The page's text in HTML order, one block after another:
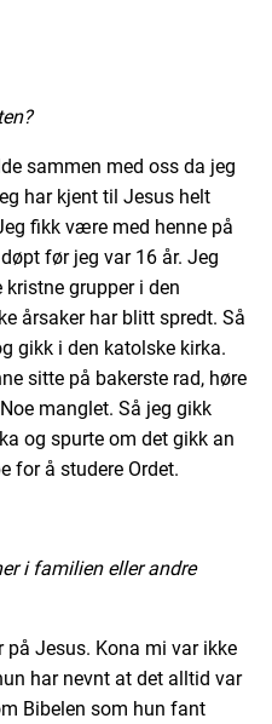
sammen med oss da jeg
har kjent til Jesus helt
fikk være med henne på
før jeg var 16 år. Jeg
grupper i den
årsaker har blitt spredt. Så
gikk i den katolske kirka.
sitte på bakerste rad, høre
manglet. Så jeg gikk
og spurte om det gikk an
for å studere Ordet.
i familien eller andre
på Jesus. Kona mi var ikke
har nevnt at det alltid var
Bibelen som hun fant